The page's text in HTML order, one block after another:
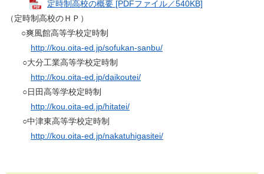
定時制高校の概要 [PDFファイル／540KB]
（定時制高校のＨＰ）
○爽風館高等学校定時制
http://kou.oita-ed.jp/sofukan-sanbu/
○大分工業高等学校定時制
http://kou.oita-ed.jp/daikoutei/
○日田高等学校定時制
http://kou.oita-ed.jp/hitatei/
○中津東高等学校定時制
http://kou.oita-ed.jp/nakatuhigasitei/